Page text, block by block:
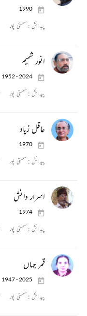
1990
پیدائش : سمستی پور
انور شمیم
1952 - 2024
پیدائش : سمستی پور
عاقل زیاد
1970
پیدائش : سمستی پور
اسرار دانش
1974
پیدائش : سمستی پور
قمر جہاں
1947 - 2025
پیدائش : سمستی پور